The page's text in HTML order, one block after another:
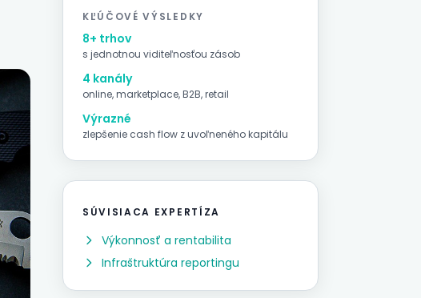
KĽÚČOVÉ VÝSLEDKY
8+ trhov
s jednotnou viditeľnosťou zásob
4 kanály
online, marketplace, B2B, retail
Výrazné
zlepšenie cash flow z uvoľneného kapitálu
SÚVISIACA EXPERTÍZA
Výkonnosť a rentabilita
Infraštruktúra reportingu